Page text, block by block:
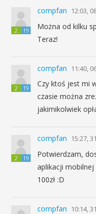
2 19
compfan 12:03,
Można od kilku
Teraz!
2 19
compfan 11:40,
Czy ktoś jest mi
czasie można
jakimikolwiek
2 19
compfan 15:27,
Potwierdzam,
aplikacji
100zł :D
compfan 10:14,